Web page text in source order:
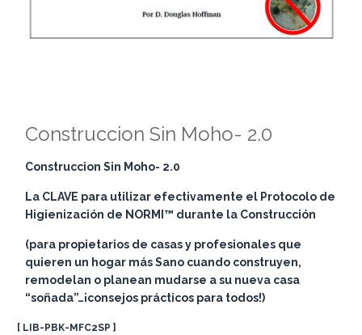
Construccion Sin Moho- 2.0
Construccion Sin Moho- 2.0
La CLAVE para utilizar efectivamente el Protocolo de
Higienización de NORMI™ durante la Construcción
(para propietarios de casas y profesionales que
quieren un hogar más Sano cuando construyen,
remodelan o planean mudarse a su nueva casa
“soñada”…¡consejos prácticos para todos!)
[ LIB-PBK-MFC2SP ]